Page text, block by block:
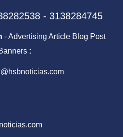
- 3138284745
- Advertising Article Blog Post
: